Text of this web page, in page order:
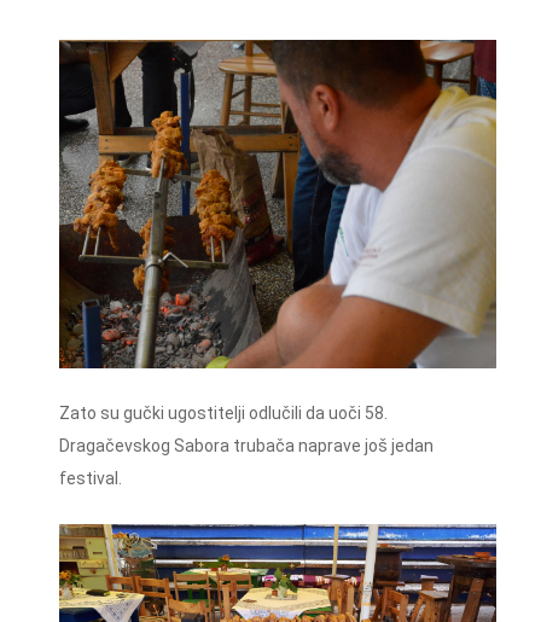
Zato su gučki ugostitelji odlučili da uoči 58.
Dragačevskog Sabora trubača naprave još jedan
festival.